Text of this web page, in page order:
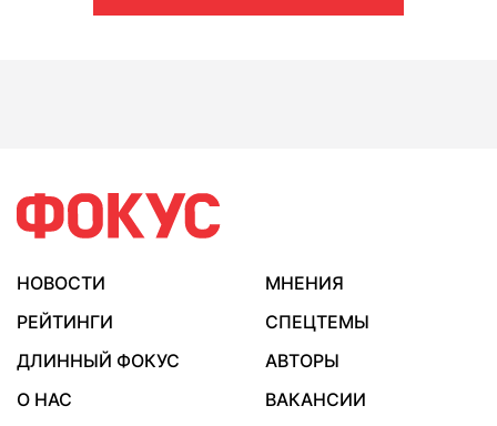
НОВОСТИ
МНЕНИЯ
РЕЙТИНГИ
СПЕЦТЕМЫ
ДЛИННЫЙ ФОКУС
АВТОРЫ
О НАС
ВАКАНСИИ